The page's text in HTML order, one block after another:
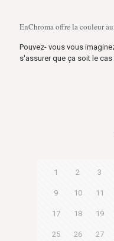
EnChroma offre la couleur
Pouvez- vous vous
s'assurer que ça soit le
1 2 3
9 10 11
17 18 19
25 26 27